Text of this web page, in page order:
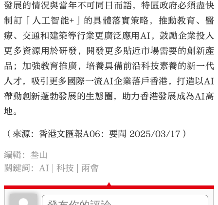
發展的情況與當年不可同日而語，特區政府必須盡快
制訂「人工智能+」的具體落實策略，推動教育、醫
療、交通和建築等行業更廣泛應用AI，鼓勵企業投入
更多資源用於研發，開發更多貼近市場需要的創新產
品；加強教育推廣，培養具備前沿科技素養的新一代
人才，吸引更多國際一流AI企業落戶香港，打造以AI
帶動創新蓬勃發展的生態圈，助力香港發展成為AI高
地。
（來源：香港文匯報A06：要聞 2025/03/17）
編輯：叁山
關鍵詞： AI 科技 兩會